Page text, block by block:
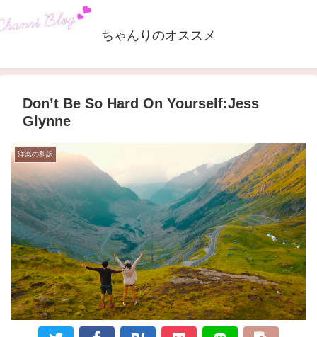
ちゃんりのオススメ
Don’t Be So Hard On Yourself:Jess
Glynne
洋楽の和訳